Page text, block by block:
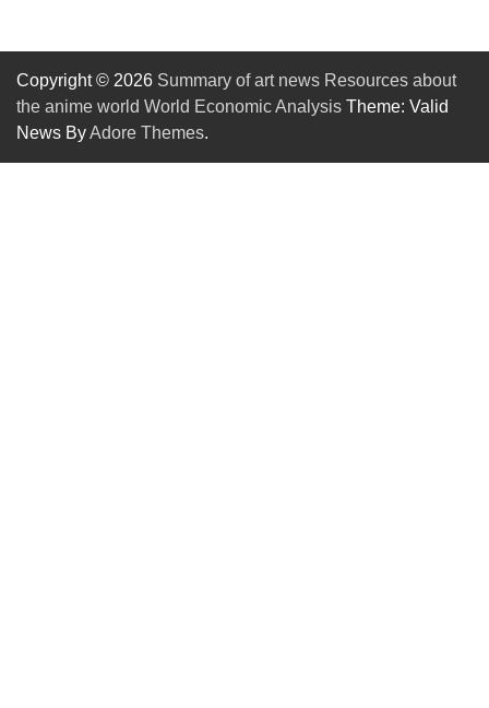
Copyright © 2026 Summary of art news Resources about
the anime world World Economic Analysis Theme: Valid
News ByAdore Themes.